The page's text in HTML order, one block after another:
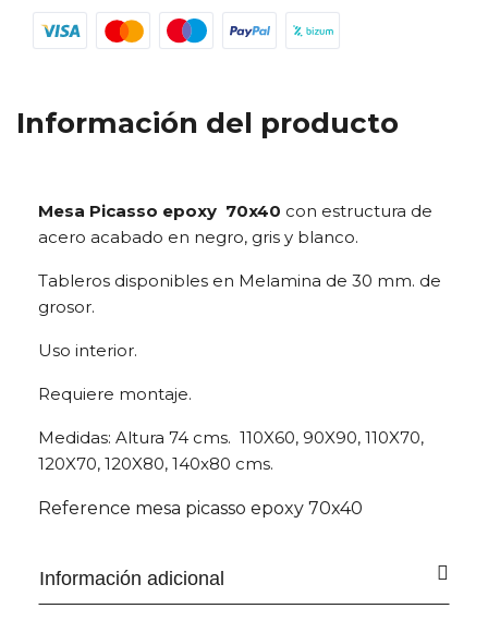
Información del producto
Mesa Picasso epoxy 70x40 con estructura de
acero acabado en negro, gris y blanco.
Tableros disponibles en Melamina de 30 mm. de
grosor.
Uso interior.
Requiere montaje.
Medidas: Altura 74 cms. 110X60, 90X90, 110X70,
120X70, 120X80, 140x80 cms.
Reference mesa picasso epoxy 70x40
Información adicional